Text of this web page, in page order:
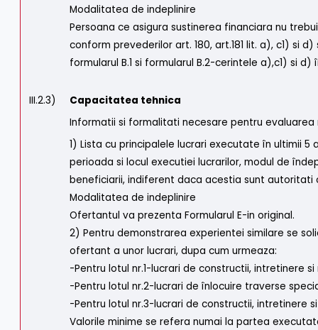
Modalitatea de indeplinire
Persoana ce asigura sustinerea financiara nu
conform prevederilor art. 180, art.181 lit. a), c1) si
formularul B.1 si formularul B.2-cerintele a),c1) si d)
III.2.3)
Capacitatea tehnica
Informatii si formalitati necesare pentru
1) Lista cu principalele lucrari executate în ultimii
perioada si locul executiei lucrarilor, modul de
beneficiarii, indiferent daca acestia sunt
Modalitatea de indeplinire
Ofertantul va prezenta Formularul E-in original.
2) Pentru demonstrarea experientei similare se
ofertant a unor lucrari, dupa cum urmeaza:
-Pentru lotul nr.1-lucrari de constructii, intretinere
-Pentru lotul nr.2-lucrari de înlocuire traverse
-Pentru lotul nr.3-lucrari de constructii, intretinere
Valorile minime se refera numai la partea